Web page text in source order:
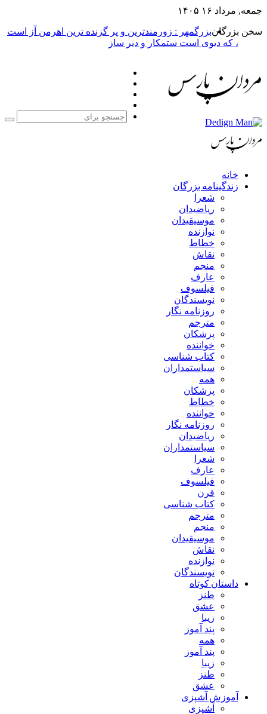
جمعه, مرداد ۱۶ ۱۴۰۵
سخن بزرگانبزرگمهر : زورمندترین و پر گزنده ترین اهرمن آز است
، که دیوی است ستمکار و دیر ساز
خانه
زندگینامه بزرگان
شعرا
ریاضیدان
موسیقیدان
نوازنده
خطاط
نقاش
منجم
عارف
فیلسوف
نویسندگان
روزنامه نگار
مترجم
پزشکان
خواننده
کتاب شناسی
سیاستمداران
همه
پزشکان
خطاط
خواننده
روزنامه نگار
ریاضیدان
سیاستمداران
شعرا
عارف
فیلسوف
قرن
کتاب شناسی
مترجم
منجم
موسیقیدان
نقاش
نوازنده
نویسندگان
داستان کوتاه
طنز
عشق
زیبا
پند آموز
همه
پند آموز
زیبا
طنز
عشق
آموزش آشپزی
آشپزی